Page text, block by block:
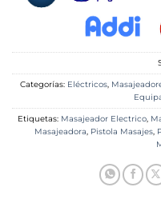
Categorías: Eléctricos,
Etiquetas: Masajeador Electrico,
Masajeadora, Pistola Masajes,